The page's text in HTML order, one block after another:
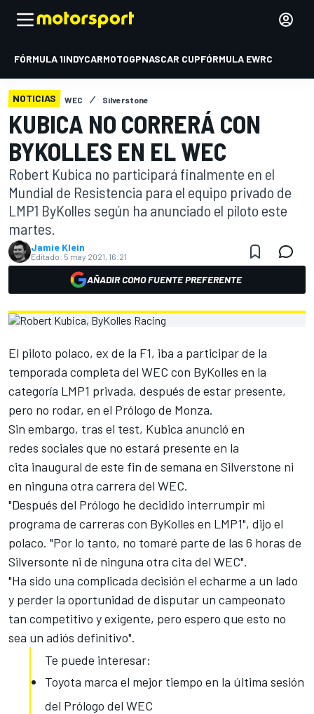
FÓRMULA 1INDYCARMOTOGPNASCAR CUPFÓRMULA EWRC
NOTICIAS WEC Silverstone
KUBICA NO CORRERÁ CON
BYKOLLES EN EL WEC
Robert Kubica no participará finalmente en el
Mundial de Resistencia para el equipo privado de
LMP1 ByKolles según ha anunciado el piloto este
martes.
Jamie Klein
Editado: 5 may 2021, 16:21
AÑADIR COMO FUENTE PREFERENTE
El piloto polaco, ex de la F1, iba a participar de la
temporada completa del WEC con ByKolles en la
categoría LMP1 privada, después de estar presente,
pero no rodar, en el Prólogo de Monza.
Sin embargo, tras el test, Kubica anunció en
redes sociales que no estará presente en la
cita inaugural de este fin de semana en Silverstone ni
en ninguna otra carrera del WEC.
"Después del Prólogo he decidido interrumpir mi
programa de carreras con ByKolles en LMP1", dijo el
polaco. "Por lo tanto, no tomaré parte de las 6 horas de
Silversonte ni de ninguna otra cita del WEC".
"Ha sido una complicada decisión el echarme a un lado
y perder la oportunidad de disputar un campeonato
tan competitivo y exigente, pero espero que esto no
sea un adiós definitivo".
Te puede interesar:
Toyota marca el mejor tiempo en la última sesión
del Prólogo del WEC